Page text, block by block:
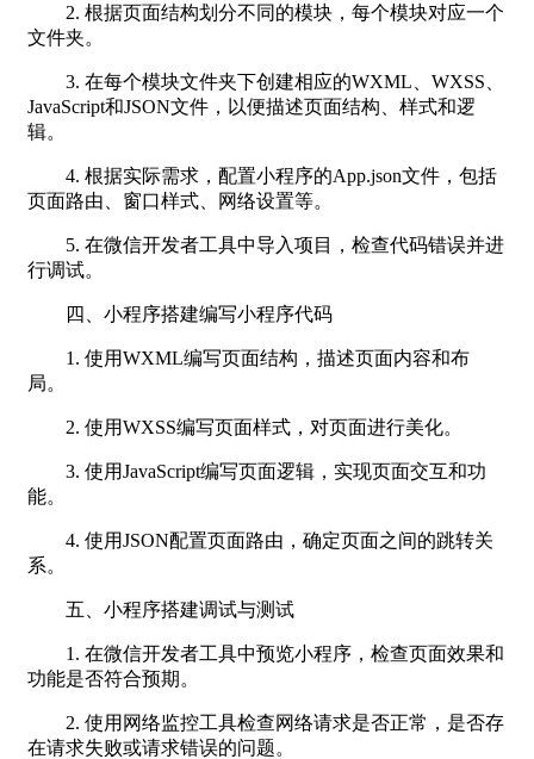
2. 根据页面结构划分不同的模块，每个模块对应一个
文件夹。
3. 在每个模块文件夹下创建相应的WXML、WXSS、
JavaScript和JSON文件，以便描述页面结构、样式和逻
辑。
4. 根据实际需求，配置小程序的App.json文件，包括
页面路由、窗口样式、网络设置等。
5. 在微信开发者工具中导入项目，检查代码错误并进
行调试。
四、小程序搭建编写小程序代码
1. 使用WXML编写页面结构，描述页面内容和布
局。
2. 使用WXSS编写页面样式，对页面进行美化。
3. 使用JavaScript编写页面逻辑，实现页面交互和功
能。
4. 使用JSON配置页面路由，确定页面之间的跳转关
系。
五、小程序搭建调试与测试
1. 在微信开发者工具中预览小程序，检查页面效果和
功能是否符合预期。
2. 使用网络监控工具检查网络请求是否正常，是否存
在请求失败或请求错误的问题。